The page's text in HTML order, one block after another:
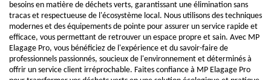
besoins en matière de déchets verts, garantissant une élimination sans
tracas et respectueuse de l'écosystème local. Nous utilisons des techniques
modernes et des équipements de pointe pour assurer un service rapide et
efficace, vous permettant de retrouver un espace propre et sain. Avec MP
Elagage Pro, vous bénéficiez de l'expérience et du savoir-faire de
professionnels passionnés, soucieux de l'environnement et déterminés à
offrir un service client irréprochable. Faites confiance à MP Elagage Pro